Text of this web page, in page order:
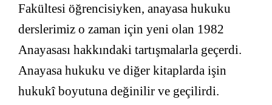
Fakültesi öğrencisiyken, anayasa hukuku
derslerimiz o zaman için yeni olan 1982
Anayasası hakkındaki tartışmalarla geçerdi.
Anayasa hukuku ve diğer kitaplarda işin
hukukî boyutuna değinilir ve geçilirdi.